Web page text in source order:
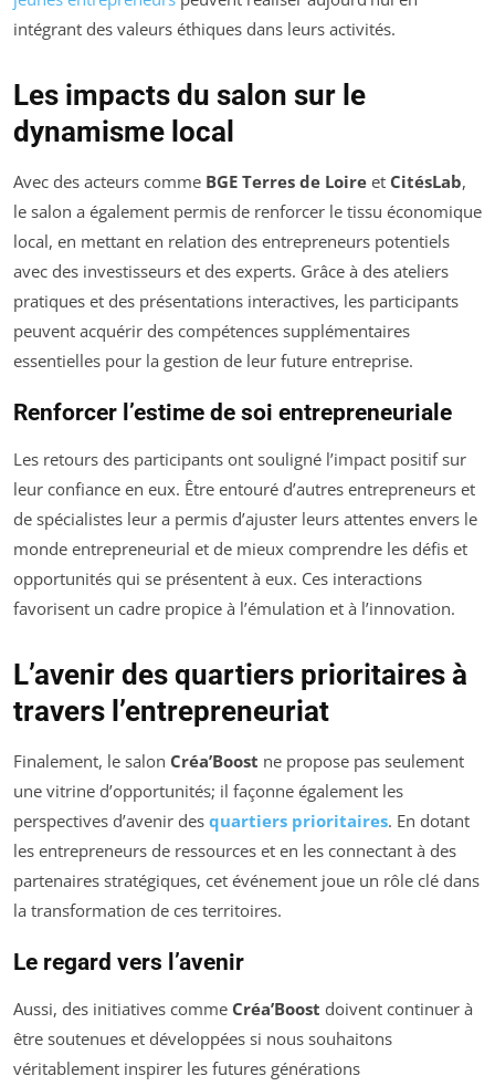
intégrant des valeurs éthiques dans leurs activités.
Les impacts du salon sur le
dynamisme local
Avec des acteurs comme BGE Terres de Loire et CitésLab,
le salon a également permis de renforcer le tissu économique
local, en mettant en relation des entrepreneurs potentiels
avec des investisseurs et des experts. Grâce à des ateliers
pratiques et des présentations interactives, les participants
peuvent acquérir des compétences supplémentaires
essentielles pour la gestion de leur future entreprise.
Renforcer l’estime de soi entrepreneuriale
Les retours des participants ont souligné l’impact positif sur
leur confiance en eux. Être entouré d’autres entrepreneurs et
de spécialistes leur a permis d’ajuster leurs attentes envers le
monde entrepreneurial et de mieux comprendre les défis et
opportunités qui se présentent à eux. Ces interactions
favorisent un cadre propice à l’émulation et à l’innovation.
L’avenir des quartiers prioritaires à
travers l’entrepreneuriat
Finalement, le salon Créa’Boost ne propose pas seulement
une vitrine d’opportunités; il façonne également les
perspectives d’avenir des quartiers prioritaires. En dotant
les entrepreneurs de ressources et en les connectant à des
partenaires stratégiques, cet événement joue un rôle clé dans
la transformation de ces territoires.
Le regard vers l’avenir
Aussi, des initiatives comme Créa’Boost doivent continuer à
être soutenues et développées si nous souhaitons
véritablement inspirer les futures générations